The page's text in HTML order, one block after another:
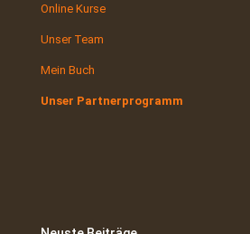
Online Kurse
Unser Team
Mein Buch
Unser Partnerprogramm